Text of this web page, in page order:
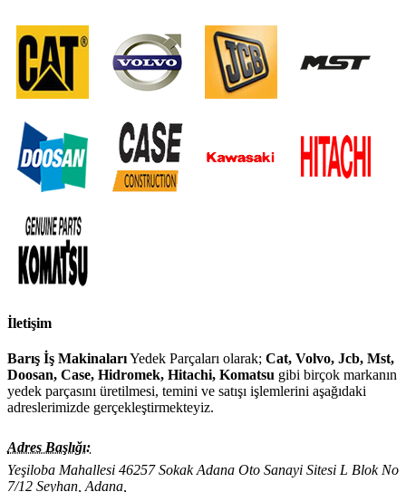
İletişim
Barış İş MakinalarıYedek Parçaları olarak; Cat, Volvo, Jcb, Mst,
Doosan, Case, Hidromek, Hitachi, Komatsu gibi birçok markanın
yedek parçasını üretilmesi, temini ve satışı işlemlerini aşağıdaki
adreslerimizde gerçekleştirmekteyiz.
Adres Başlığı:
Yeşiloba Mahallesi 46257 Sokak Adana Oto Sanayi Sitesi L Blok No
7/12 Seyhan, Adana,